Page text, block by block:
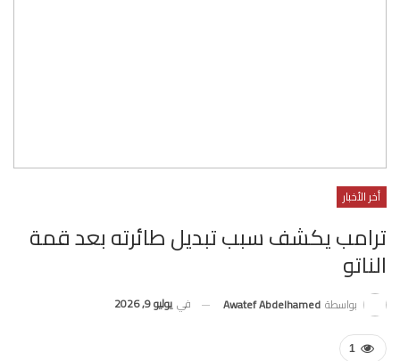
أخر الأخبار
ترامب يكشف سبب تبديل طائرته بعد قمة
الناتو
بواسطة Awatef Abdelhamed في يوليو 9, 2026
1